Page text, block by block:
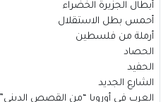
أبطال الجزيرة الخضراء
أحمس بطل الاستقلال
أرملة من فلسطين
الحصاد
الحفيد
الشارع الجديد
العرب في أوروبا “من القصص الديني”